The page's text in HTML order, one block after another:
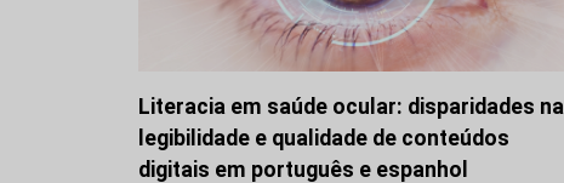
Literacia em saúde ocular: disparidades na
legibilidade e qualidade de conteúdos
digitais em português e espanhol